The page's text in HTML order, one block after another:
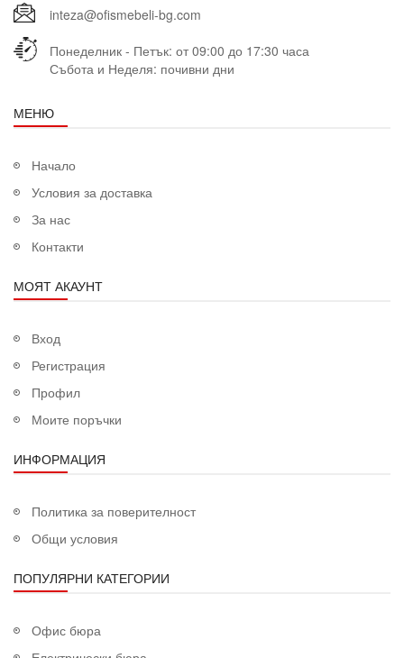
inteza@ofismebeli-bg.com
Понеделник - Петък: от 09:00 до 17:30 часа
Събота и Неделя: почивни дни
МЕНЮ
Начало
Условия за доставка
За нас
Контакти
МОЯТ АКАУНТ
Вход
Регистрация
Профил
Моите поръчки
ИНФОРМАЦИЯ
Политика за поверителност
Общи условия
ПОПУЛЯРНИ КАТЕГОРИИ
Офис бюра